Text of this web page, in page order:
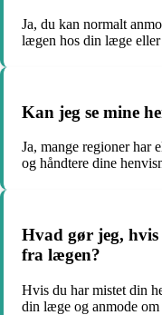
Ja, du kan normalt
lægen hos din læge eller
Kan jeg se mine
Ja, mange regioner har
og håndtere dine
Hvad gør jeg,
fra lægen?
Hvis du har mistet din
din læge og anmode